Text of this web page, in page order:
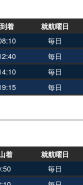
到着 就航曜日
毎日
毎日
毎日
毎日
着 就航曜日
毎日